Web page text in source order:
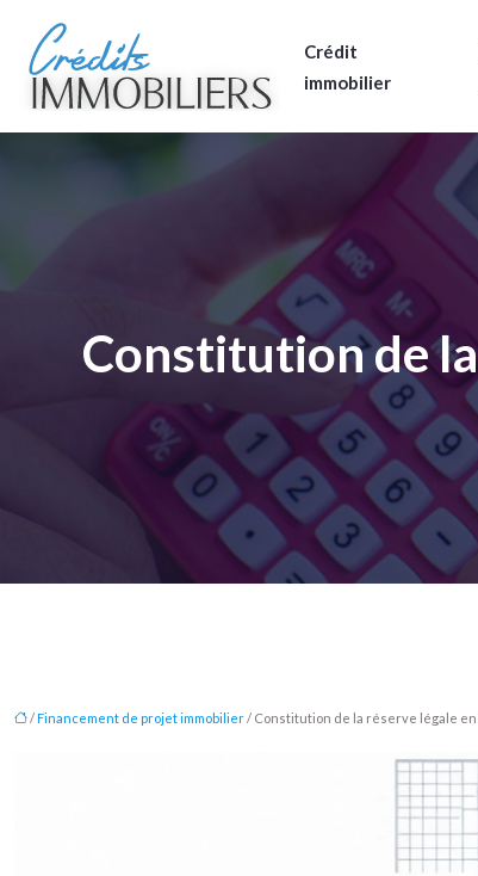
Crédit
immobilier
Constitution de
/Financement de projet immobilier/ Constitution de la réserve légale en